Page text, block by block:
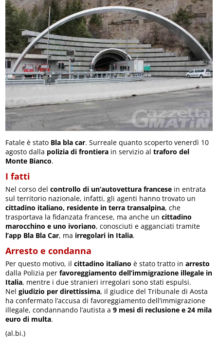
Fatale è stato Bla bla car. Surreale quanto scoperto venerdì 10
agosto dalla polizia di frontiera in servizio altraforo del
Monte Bianco.
I fatti
Nel corso delcontrollo di un’autovettura francese in entrata
sul territorio nazionale, infatti, gli agenti hanno trovato un
cittadino italiano, residente in terra transalpina, che
trasportava la fidanzata francese, ma anche uncittadino
marocchino e uno ivoriano, conosciuti e agganciati tramite
l’app Bla Bla Car, ma irregolari in Italia.
Arresto e condanna
Per questo motivo, ilcittadino italiano è stato tratto inarresto
dalla Polizia perfavoreggiamento dell’immigrazione illegale in
Italia, mentre i due stranieri irregolari sono stati espulsi.
Nelgiudizio per direttissima, il giudice del Tribunale di Aosta
ha confermato l’accusa di favoreggiamento dell’immigrazione
illegale, condannando l’autista a9 mesi di reclusione e 24 mila
euro di multa.
(al.bi.)